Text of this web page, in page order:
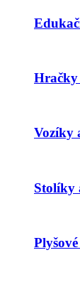
Hračky
Vozíky
Stolíky